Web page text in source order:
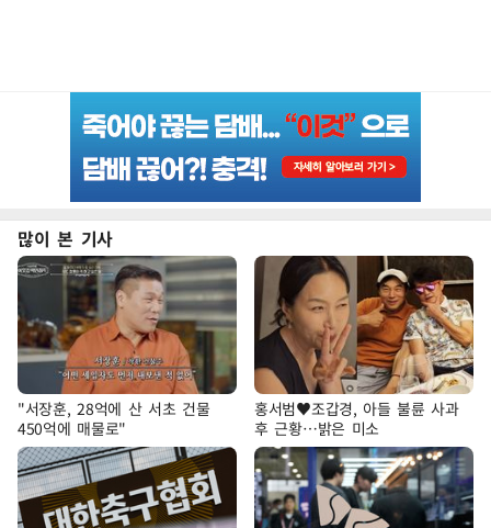
많이 본 기사
"서장훈, 28억에 산 서초 건물
450억에 매물로"
홍서범♥조갑경, 아들 불륜 사과
후 근황…밝은 미소